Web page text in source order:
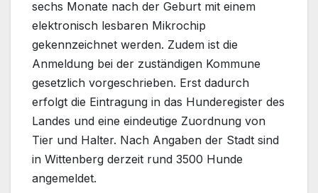
sechs Monate nach der Geburt mit einem
elektronisch lesbaren Mikrochip
gekennzeichnet werden. Zudem ist die
Anmeldung bei der zuständigen Kommune
gesetzlich vorgeschrieben. Erst dadurch
erfolgt die Eintragung in das Hunderegister des
Landes und eine eindeutige Zuordnung von
Tier und Halter. Nach Angaben der Stadt sind
in Wittenberg derzeit rund 3500 Hunde
angemeldet.